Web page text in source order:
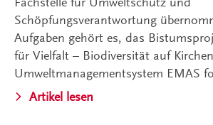
Schöpfungsverantwortung
Aufgaben gehört es, das
für Vielfalt – Biodiversität auf
Umweltmanagementsystem EMAS
Artikel lesen